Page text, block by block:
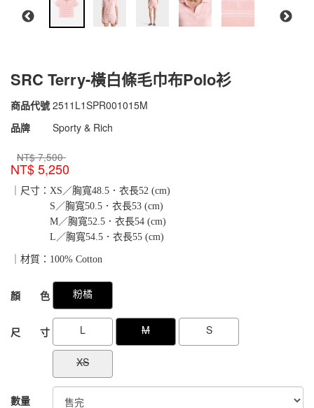
SRC Terry-橫白條毛巾布Polo衫
商品代號 2511L1SPR001015M
2511L1SPR001015M
品牌
Sporty & Rich
NT$7,500
NT$5,250
｜尺寸：XS／胸寬48.5．衣長52 (cm)
S／胸寬50.5．衣長53 (cm)
M／胸寬52.5．衣長54 (cm)
L／胸寬54.5．衣長55 (cm)
｜材質：100% Cotton
GOODS000000000000050167687
顏 色 粉橘
尺 寸 L M S
XS
數量